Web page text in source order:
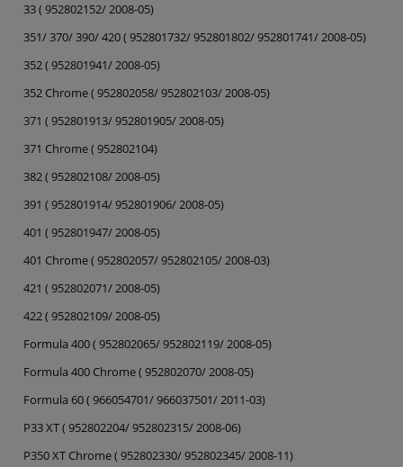
33 ( 952802152/ 2008-05)
351/ 370/ 390/ 420 ( 952801732/ 952801802/ 952801741/ 2008-05)
352 ( 952801941/ 2008-05)
352 Chrome ( 952802058/ 952802103/ 2008-05)
371 ( 952801913/ 952801905/ 2008-05)
371 Chrome ( 952802104)
382 ( 952802108/ 2008-05)
391 ( 952801914/ 952801906/ 2008-05)
401 ( 952801947/ 2008-05)
401 Chrome ( 952802057/ 952802105/ 2008-03)
421 ( 952802071/ 2008-05)
422 ( 952802109/ 2008-05)
Formula 400 ( 952802065/ 952802119/ 2008-05)
Formula 400 Chrome ( 952802070/ 2008-05)
Formula 60 ( 966054701/ 966037501/ 2011-03)
P33 XT ( 952802204/ 952802315/ 2008-06)
P350 XT Chrome ( 952802330/ 952802345/ 2008-11)